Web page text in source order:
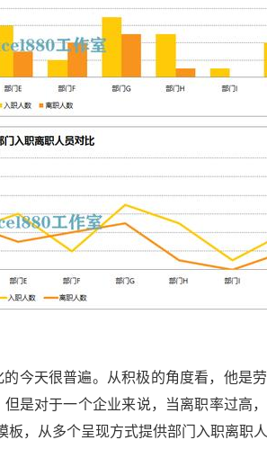
今天很普遍。从积极的角度看，他是
是对于一个企业来说，当离职率过高
，从多个呈现方式提供部门入职离职人